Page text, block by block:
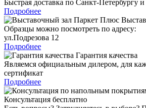
Быстрая доставка по Санкт-Петербургу
Подробнее
Образцы можно посмотреть по адресу:
ул.Подрезова 12
Подробнее
Гарантия качества
Являемся официальным дилером, для
сертификат
Подробнее
Консультация бесплатно